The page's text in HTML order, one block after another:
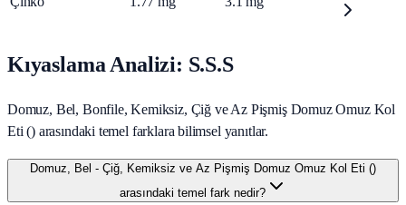
Kıyaslama Analizi: S.S.S
Domuz, Bel, Bonfile, Kemiksiz, Çiğ ve Az Pişmiş Domuz Omuz Kol
Eti () arasındaki temel farklara bilimsel yanıtlar.
Domuz, Bel - Çiğ, Kemiksiz ve Az Pişmiş Domuz Omuz Kol Eti ()
arasındaki temel fark nedir?